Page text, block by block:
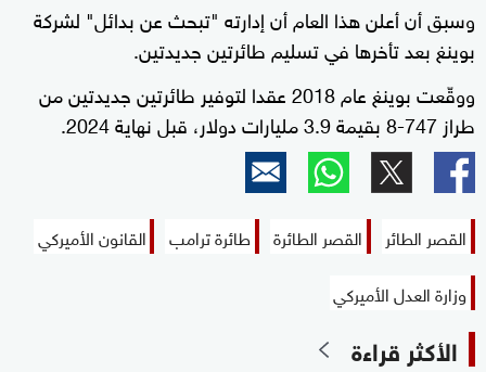
وسبق أن أعلن هذا العام أن إدارته "تبحث عن بدائل" لشركة
بوينغ بعد تأخرها في تسليم طائرتين جديدتين.
ووقّعت بوينغ عام 2018 عقدا لتوفير طائرتين جديدتين من
طراز 747-8 بقيمة 3.9 مليارات دولار، قبل نهاية 2024.
القصر الطائر القصر الطائرة طائرة ترامب
القانون الأميركي
وزارة العدل الأميركي
الأكثر قراءة